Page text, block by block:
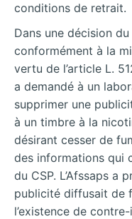
conditions de retrait.
Dans une décision
conformément à la
vertu de l’article L.
a demandé à un
supprimer une
à un timbre à la
désirant cesser de
des informations qui
du CSP. L’Afssaps a
publicité diffusait de
l’existence de